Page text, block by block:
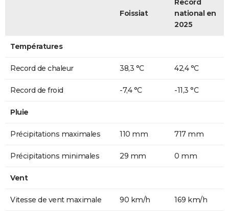
Foissiat
Record
national en
2025
Températures
Record de chaleur 38,3 °C 42,4 °C
Record de froid -7,4 °C -11,3 °C
Pluie
Précipitations maximales 110 mm 717 mm
Précipitations minimales 29 mm 0 mm
Vent
Vitesse de vent maximale 90 km/h 169 km/h